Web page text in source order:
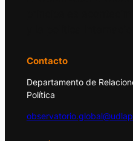
Contacto
Departamento de
Política